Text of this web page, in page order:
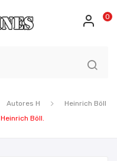
0
Autores H
Heinrich Böll
Böll.